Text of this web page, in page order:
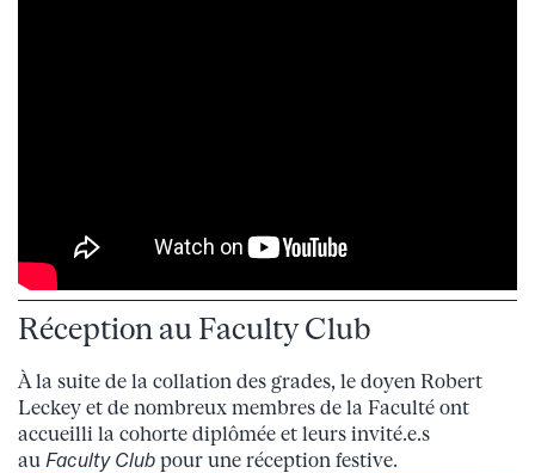
Réception au Faculty Club
À la suite de la collation des grades, le doyen Robert
Leckey et de nombreux membres de la Faculté ont
accueilli la cohorte diplômée et leurs invité.e.s
au Faculty Club pour une réception festive.